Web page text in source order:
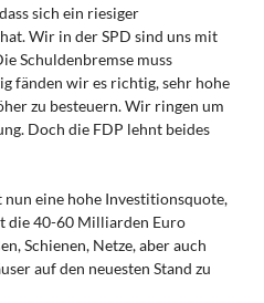
sich ein riesiger
Wir in der SPD sind uns mit
Schuldenbremse muss
fänden wir es richtig, sehr hohe
zu besteuern. Wir ringen um
Doch die FDP lehnt beides
eine hohe Investitionsquote,
die 40-60 Milliarden Euro
Schienen, Netze, aber auch
auf den neuesten Stand zu